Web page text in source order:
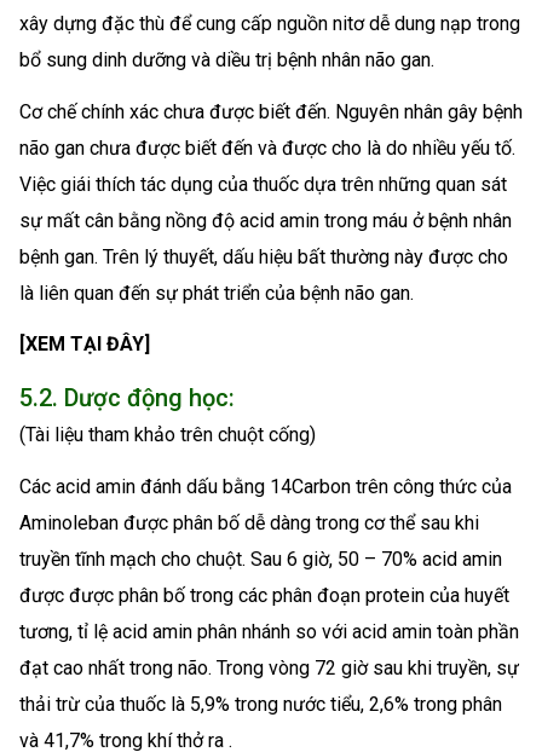
xây dựng đặc thù để cung cấp nguồn nitơ dễ dung nạp trong
bổ sung dinh dưỡng và diều trị bệnh nhân não gan.
Cơ chế chính xác chưa được biết đến. Nguyên nhân gây bệnh
não gan chưa được biết đến và được cho là do nhiều yếu tố.
Việc giái thích tác dụng của thuốc dựa trên những quan sát
sự mất cân bằng nồng độ acid amin trong máu ở bệnh nhân
bệnh gan. Trên lý thuyết, dấu hiệu bất thường này được cho
là liên quan đến sự phát triển của bệnh não gan.
[XEM TẠI ĐÂY]
5.2. Dược động học:
(Tài liệu tham khảo trên chuột cống)
Các acid amin đánh dấu bằng 14Carbon trên công thức của
Aminoleban được phân bố dễ dàng trong cơ thể sau khi
truyền tĩnh mạch cho chuột. Sau 6 giờ, 50 – 70% acid amin
được được phân bố trong các phân đoạn protein của huyết
tương, tỉ lệ acid amin phân nhánh so với acid amin toàn phần
đạt cao nhất trong não. Trong vòng 72 giờ sau khi truyền, sự
thải trừ của thuốc là 5,9% trong nước tiểu, 2,6% trong phân
và 41,7% trong khí thở ra .